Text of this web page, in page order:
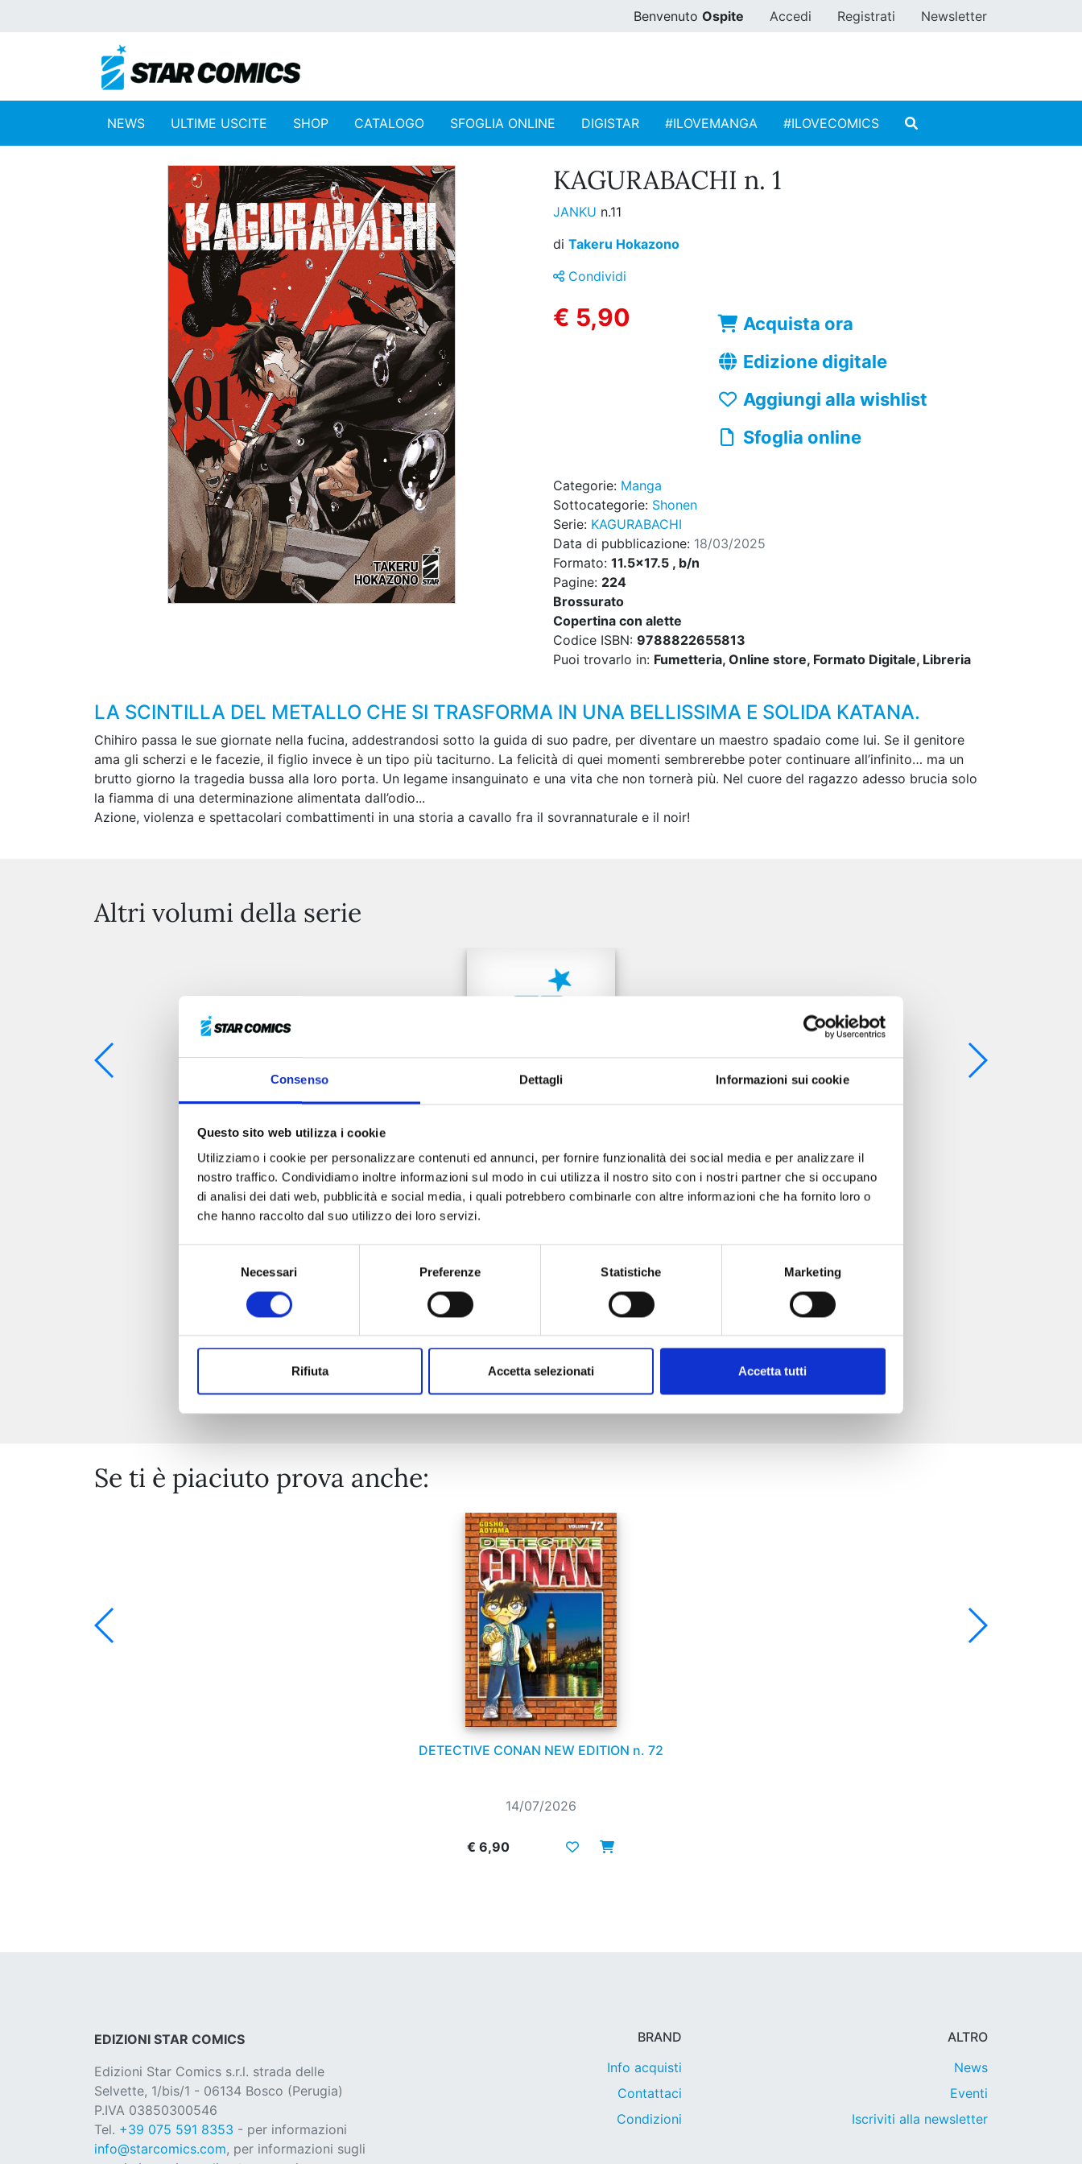
Consenso Dettagli Informazioni sui cookie
Questo sito web utilizza i cookie
Utilizziamo i cookie per personalizzare contenuti ed annunci, per fornire funzionalità dei social media e per analizzare il
nostro traffico. Condividiamo inoltre informazioni sul modo in cui utilizza il nostro sito con i nostri partner che si occupano
di analisi dei dati web, pubblicità e social media, i quali potrebbero combinarle con altre informazioni che ha fornito loro o
che hanno raccolto dal suo utilizzo dei loro servizi.
Necessari Preferenze Statistiche Marketing
Rifiuta Accetta selezionati Accetta tutti
Benvenuto Ospite Accedi Registrati Newsletter
NEWS ULTIME USCITE SHOP CATALOGO SFOGLIA ONLINE DIGISTAR #ILOVEMANGA #ILOVECOMICS
KAGURABACHI n. 1
JANKU n.11
di Takeru Hokazono
Condividi
€ 5,90
Acquista ora
Edizione digitale
Aggiungi alla wishlist
Sfoglia online
Categorie: Manga
Sottocategorie: Shonen
Serie: KAGURABACHI
Data di pubblicazione: 18/03/2025
Formato: 11.5x17.5 , b/n
Pagine: 224
Brossurato
Copertina con alette
Codice ISBN: 9788822655813
Puoi trovarlo in: Fumetteria, Online store, Formato Digitale, Libreria
LA SCINTILLA DEL METALLO CHE SI TRASFORMA IN UNA BELLISSIMA E SOLIDA KATANA.
Chihiro passa le sue giornate nella fucina, addestrandosi sotto la guida di suo padre, per diventare un maestro spadaio come lui. Se il genitore
ama gli scherzi e le facezie, il figlio invece è un tipo più taciturno. La felicità di quei momenti sembrerebbe poter continuare all’infinito… ma un
brutto giorno la tragedia bussa alla loro porta. Un legame insanguinato e una vita che non tornerà più. Nel cuore del ragazzo adesso brucia solo
la fiamma di una determinazione alimentata dall’odio...
Azione, violenza e spettacolari combattimenti in una storia a cavallo fra il sovrannaturale e il noir!
Altri volumi della serie
KAGURABACHI n. 10
20/10/2026
€ 5,90
Mostra tutto
Se ti è piaciuto prova anche:
DETECTIVE CONAN NEW EDITION n. 72
14/07/2026
€ 6,90
EDIZIONI STAR COMICS
Edizioni Star Comics s.r.l. strada delle
Selvette, 1/bis/1 - 06134 Bosco (Perugia)
P.IVA 03850300546
Tel. +39 075 591 8353 - per informazioni
info@starcomics.com, per informazioni sugli
BRAND
Info acquisti
Contattaci
Condizioni
ALTRO
News
Eventi
Iscriviti alla newsletter